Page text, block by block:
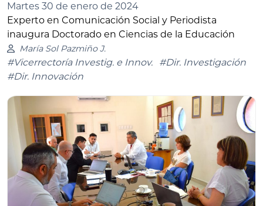
Martes 30 de enero de 2024
Experto en Comunicación Social y Periodista
inaugura Doctorado en Ciencias de la Educación
María Sol Pazmiño J.
#Vicerrectoría Investig. e Innov.
#Dir. Investigación
#Dir. Innovación